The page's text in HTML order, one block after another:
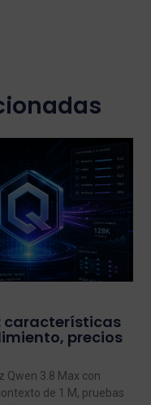
características
precios
Qwen 3.8 Max con
de 1 M, pruebas